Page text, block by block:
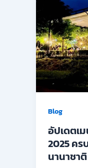
Blog
อัปเดตเ
2025 ค
นานาชาติ